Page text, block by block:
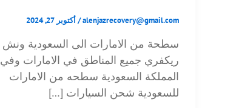
alenjazrecovery@gmail.com
/أكتوبر 27, 2024
سطحة من الامارات الى السعودية ونش
ريكفري جميع المناطق في الامارات وفي
المملكة السعودية سطحه من الامارات
للسعودية شحن السيارات […]